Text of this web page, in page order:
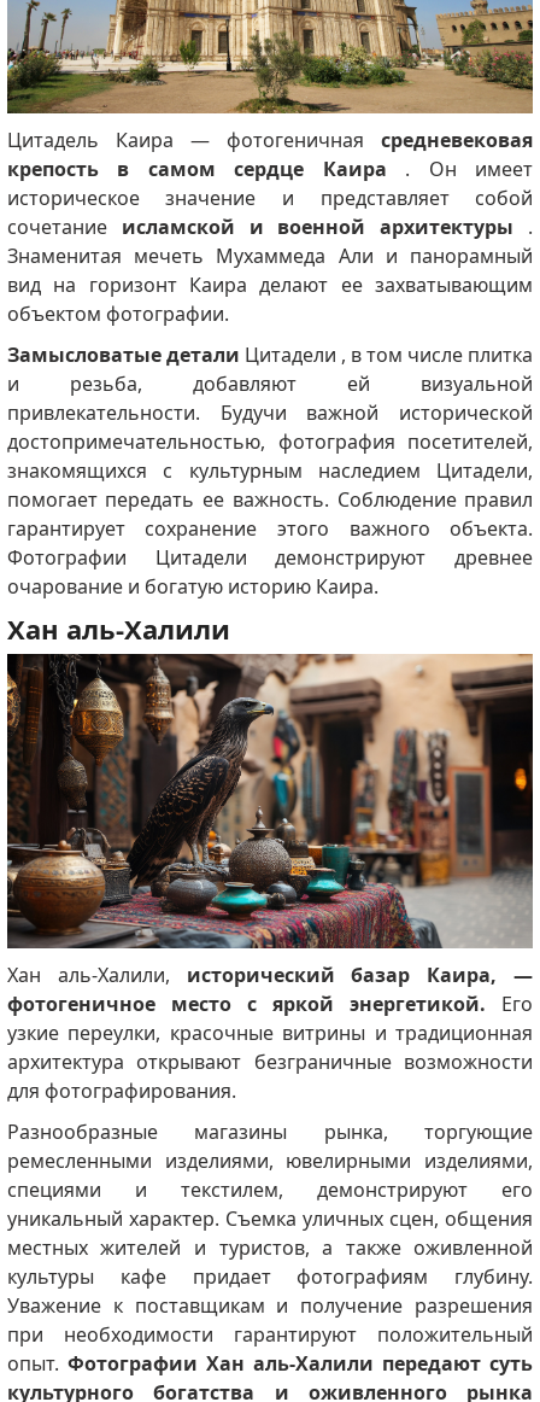
Цитадель Каира — фотогеничнаясредневековая
крепость в самом сердце Каира . Он имеет
историческое значение и представляет собой
сочетание исламской и военной архитектуры .
Знаменитая мечеть Мухаммеда Али и панорамный
вид на горизонт Каира делают ее захватывающим
объектом фотографии.
Замысловатые детали Цитадели , в том числе плитка
и резьба, добавляют ей визуальной
привлекательности. Будучи важной исторической
достопримечательностью, фотография посетителей,
знакомящихся с культурным наследием Цитадели,
помогает передать ее важность. Соблюдение правил
гарантирует сохранение этого важного объекта.
Фотографии Цитадели демонстрируют древнее
очарование и богатую историю Каира.
Хан аль-Халили
Хан аль-Халили, исторический базар Каира, —
фотогеничное место с яркой энергетикой. Его
узкие переулки, красочные витрины и традиционная
архитектура открывают безграничные возможности
для фотографирования.
Разнообразные магазины рынка, торгующие
ремесленными изделиями, ювелирными изделиями,
специями и текстилем, демонстрируют его
уникальный характер. Съемка уличных сцен, общения
местных жителей и туристов, а также оживленной
культуры кафе придает фотографиям глубину.
Уважение к поставщикам и получение разрешения
при необходимости гарантируют положительный
опыт. Фотографии Хан аль-Халили передают суть
культурного богатства и оживленного рынка